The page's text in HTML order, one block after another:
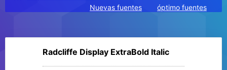
Nuevas fuentes
óptimo fuentes
Radcliffe Display ExtraBold Italic